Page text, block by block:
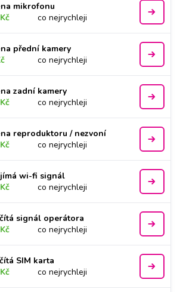
mikrofonu
co nejrychleji
přední kamery
co nejrychleji
zadní kamery
co nejrychleji
reproduktoru / nezvoní
co nejrychleji
wi-fi signál
co nejrychleji
signál operátora
co nejrychleji
SIM karta
co nejrychleji